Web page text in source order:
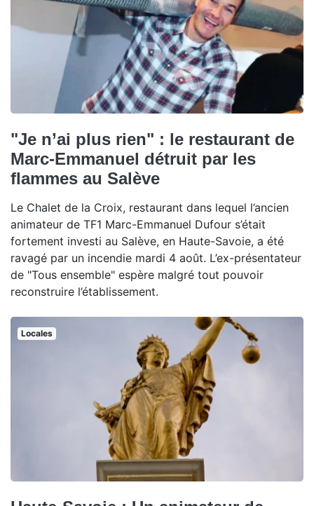
"Je n’ai plus rien" : le restaurant de
Marc-Emmanuel détruit par les
flammes au Salève
Le Chalet de la Croix, restaurant dans lequel l’ancien
animateur de TF1 Marc-Emmanuel Dufour s’était
fortement investi au Salève, en Haute-Savoie, a été
ravagé par un incendie mardi 4 août. L’ex-présentateur
de "Tous ensemble" espère malgré tout pouvoir
reconstruire l’établissement.
Locales